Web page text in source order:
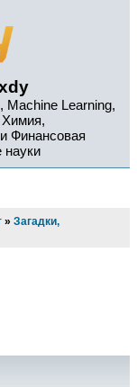
Machine Learning,
Химия,
Финансовая
науки
» Загадки,